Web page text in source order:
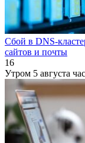
Сбой в DNS-
сайтов и почты
16
Утром 5 августа